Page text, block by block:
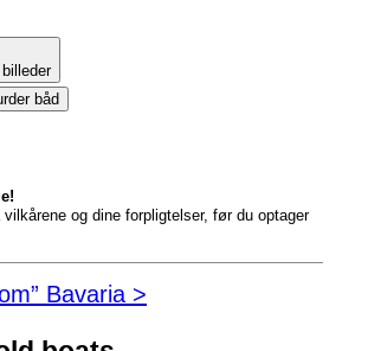
båd
og dine forpligtelser, før du optager
Bavaria >